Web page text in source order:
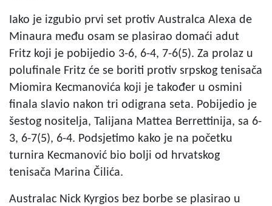
Iako je izgubio prvi set protiv Australca Alexa de
Minaura među osam se plasirao domaći adut
Fritz koji je pobijedio 3-6, 6-4, 7-6(5). Za prolaz u
polufinale Fritz će se boriti protiv srpskog tenisača
Miomira Kecmanovića koji je također u osmini
finala slavio nakon tri odigrana seta. Pobijedio je
šestog nositelja, Talijana Mattea Berrettinija, sa 6-
3, 6-7(5), 6-4. Podsjetimo kako je na početku
turnira Kecmanović bio bolji od hrvatskog
tenisača Marina Čilića.
Australac Nick Kyrgios bez borbe se plasirao u